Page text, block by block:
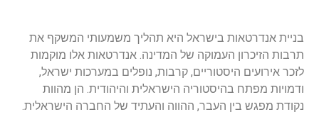
בניית אנדרטאות בישראל היא תהליך משמעותי המשקף את
תרבות הזיכרון העמוקה של המדינה. אנדרטאות אלו מוקמות
לזכר אירועים היסטוריים, קרבות, נופלים במערכות ישראל,
ודמויות מפתח בהיסטוריה הישראלית והיהודית. הן מהוות
נקודת מפגש בין העבר, ההווה והעתיד של החברה הישראלית.